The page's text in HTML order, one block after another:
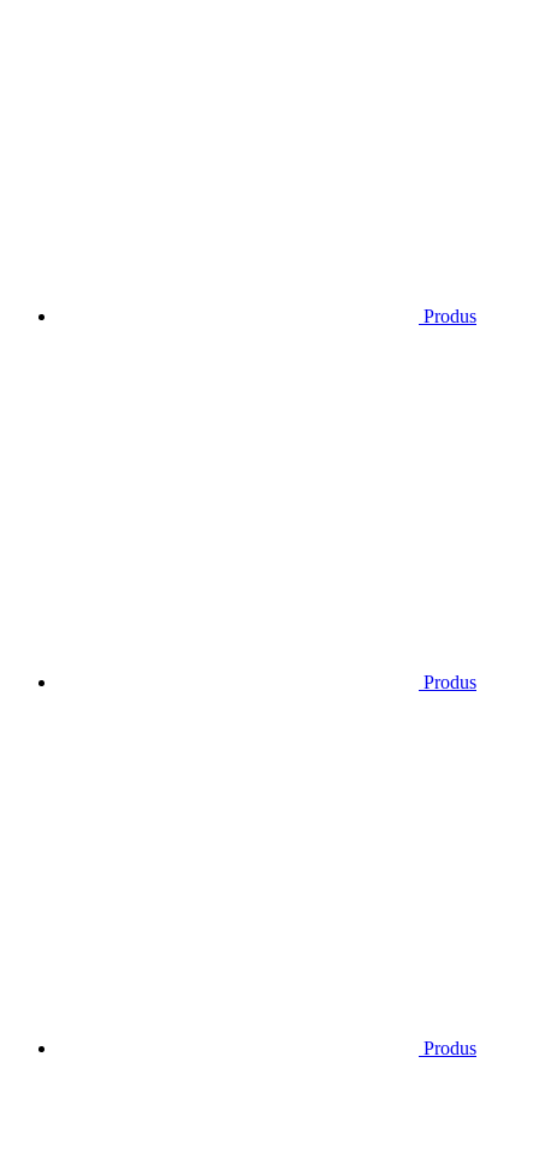
Produs
Produs
Produs